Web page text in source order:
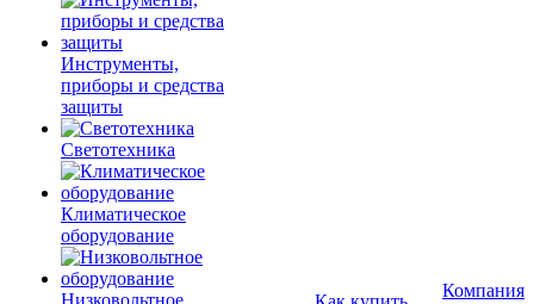
Инструменты,
приборы и средства
защиты
Светотехника
Климатическое
оборудование
Низковольтное
Компания